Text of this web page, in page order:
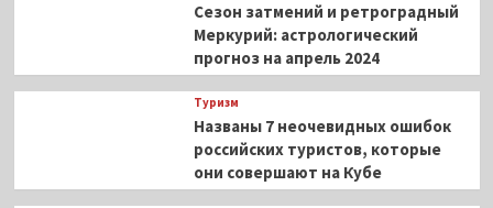
Сезон затмений и ретроградный
Меркурий: астрологический
прогноз на апрель 2024
Туризм
Названы 7 неочевидных ошибок
российских туристов, которые
они совершают на Кубе